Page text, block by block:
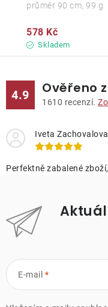
Skladem
578 Kč
průměr 90 cm, 99 g
4.9 Ověřeno
1610 recenzí.
Iveta Zachovalova
Perfektně zabalené
E-mail